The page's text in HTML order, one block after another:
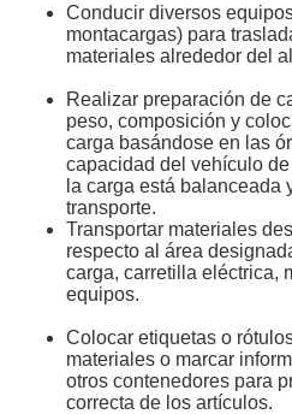
Conducir diversos
montacargas) para
materiales alrededor del
Realizar preparación de
peso, composición y
carga basándose en las
capacidad del vehículo
la carga está balanceada
transporte.
Transportar materiales
respecto al área
carga, carretilla eléctrica,
equipos.
Colocar etiquetas o
materiales o marcar
otros contenedores para
correcta de los artículos.